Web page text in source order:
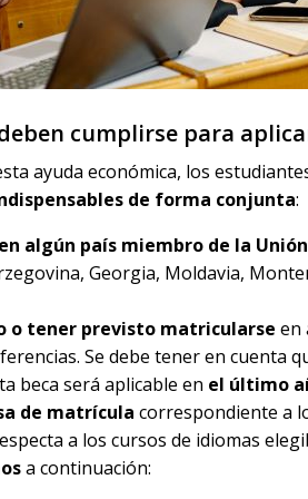
cumplirse para
ayuda económica, los
de forma conjunta:
algún país miembro de la
Georgia, Moldavia,
o tener previsto matricularse en
Se debe tener en cuenta
beca será aplicable en el último
de matrícula correspondiente a
a los cursos de idiomas
a continuación: